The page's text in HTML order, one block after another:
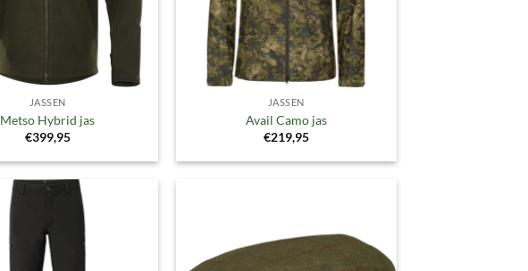
JASSEN
Metso Hybrid jas
€399,95
JASSEN
Avail Camo jas
€219,95
aan
verlanglijst